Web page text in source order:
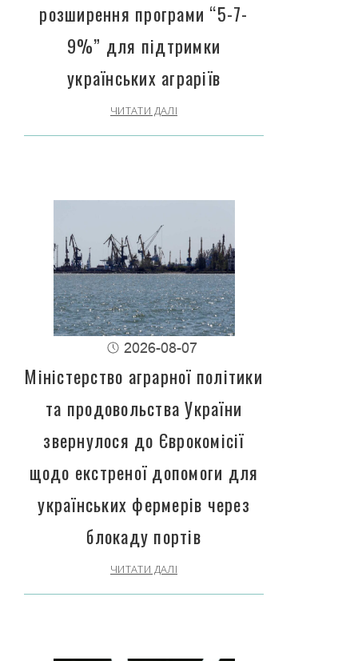
розширення програми “5-7-
9%” для підтримки
українських аграріїв
ЧИТАТИ ДАЛІ
2026-08-07
Міністерство аграрної політики
та продовольства України
звернулося до Єврокомісії
щодо екстреної допомоги для
українських фермерів через
блокаду портів
ЧИТАТИ ДАЛІ